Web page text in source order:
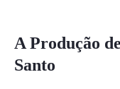
A Produção
Santo